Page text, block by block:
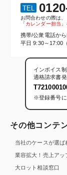
TEL
お問合わせの際は、
「カレンダー担当
携帯/公衆電話か
平日 9:30～17:00
インボイス
適格請求書
※登録番号に
その他コンテ
当社のケースが選ば
業容拡大！売上アッ
大ロット相談窓口